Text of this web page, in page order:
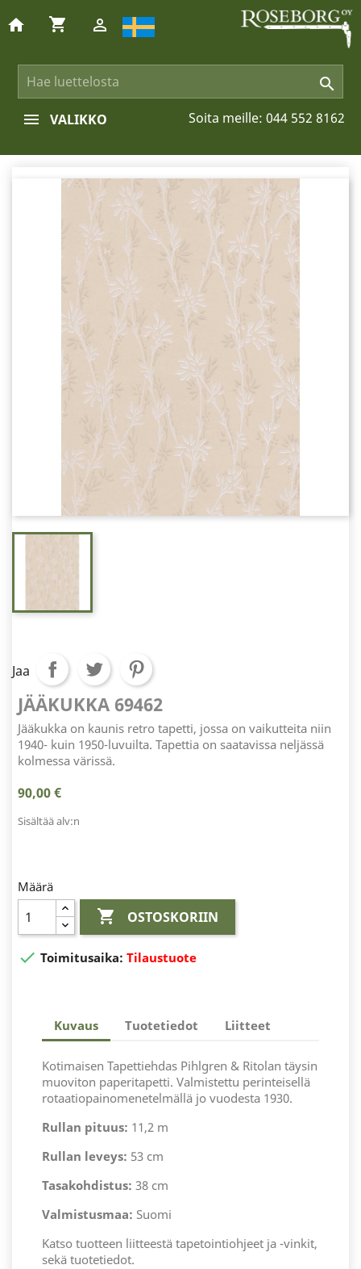

home shopping_cart 
Soita meille: 044 552 8162
VALIKKO
Jaa
JÄÄKUKKA 69462
Jääkukka on kaunis retro tapetti, jossa on vaikutteita niin
1940- kuin 1950-luvuilta. Tapettia on saatavissa neljässä
kolmessa värissä.
90,00 €
Sisältää alv:n
Määrä
 OSTOSKORIIN
 Toimitusaika: Tilaustuote
Kuvaus Tuotetiedot Liitteet
Kotimaisen Tapettiehdas Pihlgren & Ritolan täysin
muoviton paperitapetti. Valmistettu perinteisellä
rotaatiopainomenetelmällä jo vuodesta 1930.
Rullan pituus: 11,2 m
Rullan leveys: 53 cm
Tasakohdistus: 38 cm
Valmistusmaa: Suomi
Katso tuotteen liitteestä tapetointiohjeet ja -vinkit,
sekä tuotetiedot.